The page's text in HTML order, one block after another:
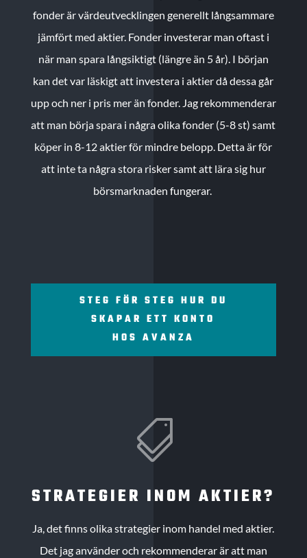
fonder är värdeutvecklingen generellt långsammare
jämfört med aktier. Fonder investerar man oftast i
när man spara långsiktigt (längre än 5 år). I början
kan det var läskigt att investera i aktier då dessa går
upp och ner i pris mer än fonder. Jag rekommenderar
att man börja spara i några olika fonder (5-8 st) samt
köper in 8-12 aktier för mindre belopp. Detta är för
att inte ta några stora risker samt att lära sig hur
börsmarknaden fungerar.
STEG FÖR STEG HUR DU
SKAPAR ETT KONTO
HOS AVANZA

STRATEGIER INOM AKTIER?
Ja, det finns olika strategier inom handel med aktier.
Det jag använder och rekommenderar är att man